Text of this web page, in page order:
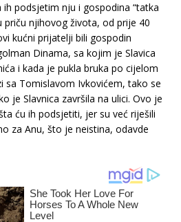
podsjetim nju i gospodina “tatka
priču njihovog života, od prije 40
kućni prijatelji bili gospodin
Dinama, sa kojim je Slavica
i kada je pukla bruka po cijelom
sa Tomislavom Ivkovićem, tako se
je Slavnica završila na ulici. Ovo je
ću ih podsjetiti, jer su već riješili
za Anu, što je neistina, odavde